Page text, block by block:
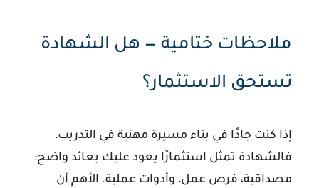
ملاحظات ختامية — هل الشهادة
تستحق الاستثمار؟
إذا كنت جادًا في بناء مسيرة مهنية في التدريب،
فالشهادة تمثل استثمارًا يعود عليك بعائد واضح:
مصداقية، فرص عمل، وأدوات عملية. الأهم أن